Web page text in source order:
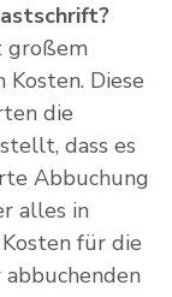
großem
Diese
die
dass es
Abbuchung
alles in
für die